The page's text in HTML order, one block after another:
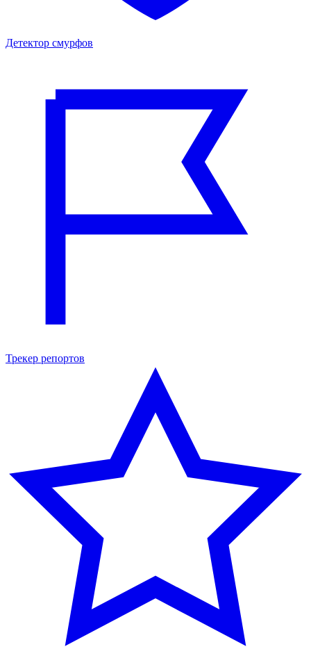
Детектор смурфов
Трекер репортов